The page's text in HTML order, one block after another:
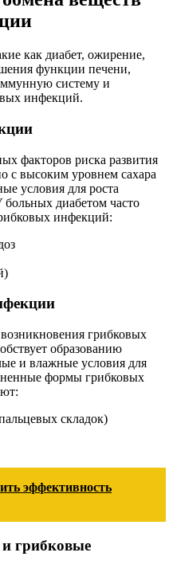
как диабет, ожирение,
функции печени,
систему и
инфекций.
факторов риска развития
с высоким уровнем сахара
условия для роста
диабетом часто
инфекций:
грибковых
образованию
и влажные условия для
формы грибковых
складок)
эффективность
грибковые